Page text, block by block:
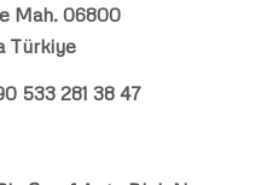
Mah. 06800
Türkiye
533 281 38 47